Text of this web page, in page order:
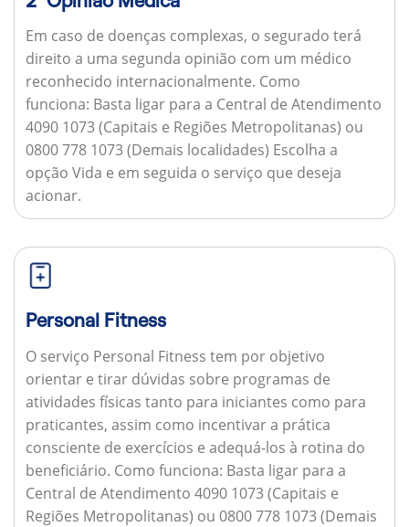
Em caso de doenças complexas, o segurado terá
direito a uma segunda opinião com um médico
reconhecido internacionalmente. Como
funciona: Basta ligar para a Central de Atendimento
4090 1073 (Capitais e Regiões Metropolitanas) ou
0800 778 1073 (Demais localidades) Escolha a
opção Vida e em seguida o serviço que deseja
acionar.
Personal Fitness
O serviço Personal Fitness tem por objetivo
orientar e tirar dúvidas sobre programas de
atividades físicas tanto para iniciantes como para
praticantes, assim como incentivar a prática
consciente de exercícios e adequá-los à rotina do
beneficiário. Como funciona: Basta ligar para a
Central de Atendimento 4090 1073 (Capitais e
Regiões Metropolitanas) ou 0800 778 1073 (Demais